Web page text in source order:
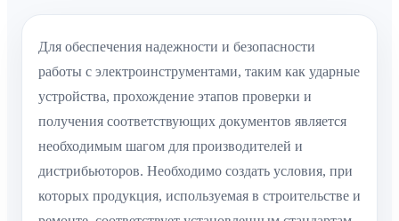
Для обеспечения надежности и безопасности
работы с электроинструментами, таким как ударные
устройства, прохождение этапов проверки и
получения соответствующих документов является
необходимым шагом для производителей и
дистрибьюторов. Необходимо создать условия, при
которых продукция, используемая в строительстве и